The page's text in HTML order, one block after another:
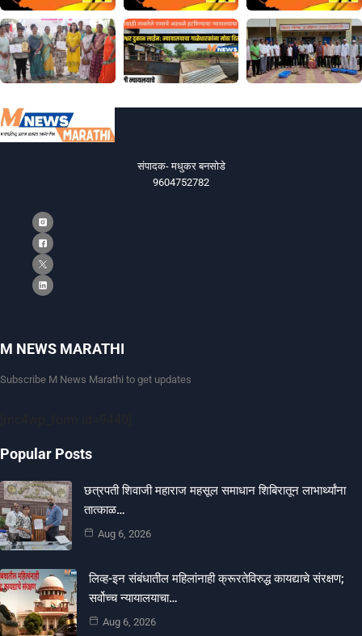
संपादक- मधुकर बनसोडे
9604752782
M NEWS MARATHI
Subscribe M News Marathi to get updates
Popular Posts
छत्रपती शिवाजी महाराज महसूल समाधान शिबिरातून लाभार्थ्यांना
तात्काळ…
Aug 6, 2026
लिव्ह-इन संबंधातील महिलांनाही क्रूरतेविरुद्ध कायद्याचे संरक्षण;
सर्वोच्च न्यायालयाचा…
Aug 6, 2026